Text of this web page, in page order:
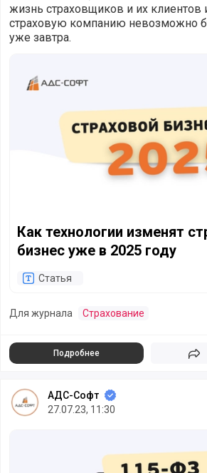
жизнь страховщиков и их клиентов
страховую компанию невозможно
уже завтра.
Как технологии изменят
бизнес уже в 2025 году
Статья
Для журнала Страхование
Подробнее
АДС-Софт
27.07.23, 11:30